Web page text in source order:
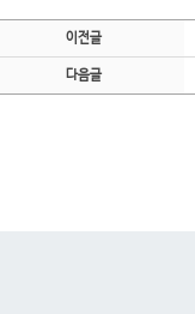
이전글
다음글